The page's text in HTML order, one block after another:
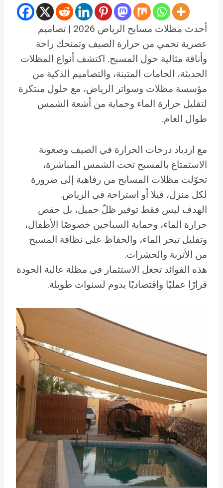
أحدث مظلات مسابح الرياض 2026 | تصاميم
عصرية تحمي من حرارة الصيف وتمنحك راحة
وأناقة مثالية حول المسبح. اكتشف أنواع المظلات
الحديثة، الخامات المتينة، والتصاميم الذكية من
مؤسسة مظلات وسواتر الرياض، مع حلول مبتكرة
لتقليل حرارة الماء وحماية من أشعة الشمس
طوال العام.
مع ازدياد درجات الحرارة في الصيف وصعوبة
الاستمتاع بالمسبح تحت الشمس المباشرة،
تحوّلت مظلات المسابح من رفاهية إلى ضرورة
لكل منزل، فيلا أو استراحة في الرياض.
الهدف ليس فقط توفير ظلّ جميل، بل خفض
حرارة الماء، وحماية السباحين خصوصًا الأطفال،
وتقليل تبخر الماء، والحفاظ على نظافة المسبح
من الأتربة والحشرات.
هذه الفوائد تجعل الاستثمار في مظلة عالية الجودة
قرارًا عمليًا واقتصاديًا يدوم لسنوات طويلة.